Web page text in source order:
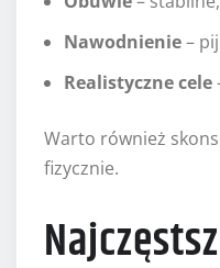
Nawodnienie–
Realistyczne cele
Warto również
fizycznie.